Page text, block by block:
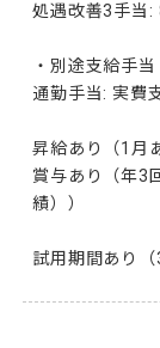
処遇改善3手当:
・別途支給手当
通勤手当: 実費
昇給あり（1月
賞与あり（年3
績））
試用期間あり（